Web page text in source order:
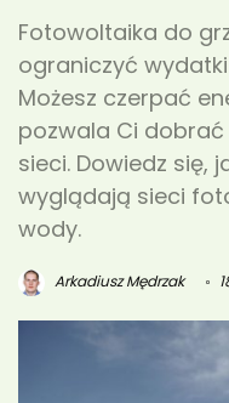
Fotowoltaika do
ograniczyć
Możesz czerpać
pozwala Ci
sieci. Dowiedz się,
wyglądają sieci
wody.
Arkadiusz Mędrzak